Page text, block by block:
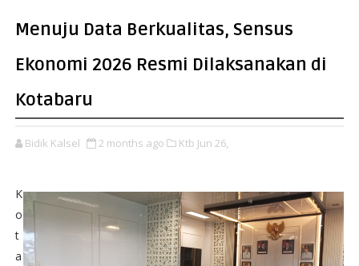
Menuju Data Berkualitas, Sensus
Ekonomi 2026 Resmi Dilaksanakan di
Kotabaru
Bidik Kalsel 2 months ago Ktb Jun 26,
K
o
t
a